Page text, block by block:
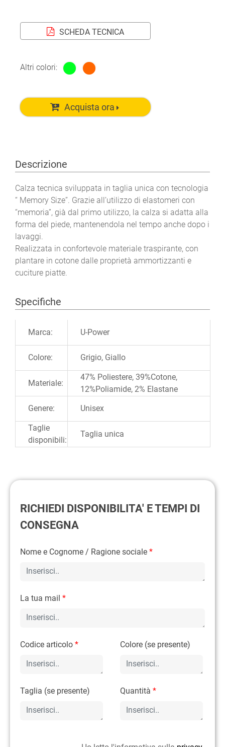
SCHEDA TECNICA
Altri colori:
Acquista ora
Descrizione
Calza tecnica sviluppata in taglia unica con tecnologia
“ Memory Size”. Grazie all’utilizzo di elastomeri con
“memoria”, già dal primo utilizzo, la calza si adatta alla
forma del piede, mantenendola nel tempo anche dopo i
lavaggi.
Realizzata in confortevole materiale traspirante, con
plantare in cotone dalle proprietà ammortizzanti e
cuciture piatte.
Specifiche
Marca: U-Power
Colore: Grigio, Giallo
Materiale:
47% Poliestere, 39%Cotone,
12%Poliamide, 2% Elastane
Genere:
Unisex
Taglie
disponibili:
Taglia unica
RICHIEDI DISPONIBILITA' E TEMPI DI
CONSEGNA
Nome e Cognome / Ragione sociale *
La tua mail *
Codice articolo * Colore (se presente)
Taglia (se presente) Quantità*